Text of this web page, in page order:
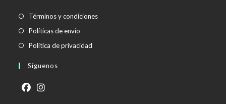
Términos y condicionesSe
Políticas de envío
abre
Política de privacidad
Síguenos